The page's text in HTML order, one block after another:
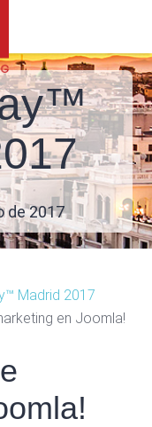
de 2017
Madrid 2017
en Joomla!